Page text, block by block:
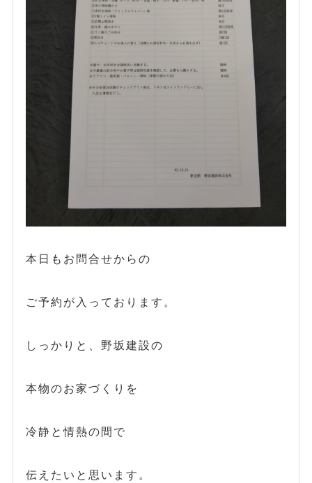
本日もお問合せからの
ご予約が入っております。
しっかりと、野坂建設の
本物のお家づくりを
冷静と情熱の間で
伝えたいと思います。